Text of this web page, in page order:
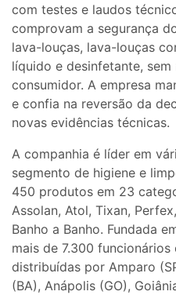
com testes e laudos
comprovam a segurança
lava-louças, lava-louças
líquido e desinfetante,
consumidor. A empresa
e confia na reversão da
novas evidências técnicas.
A companhia é líder em
segmento de higiene e
450 produtos em 23
Assolan, Atol, Tixan,
Banho a Banho. Fundada
mais de 7.300
distribuídas por Amparo
(BA), Anápolis (GO),